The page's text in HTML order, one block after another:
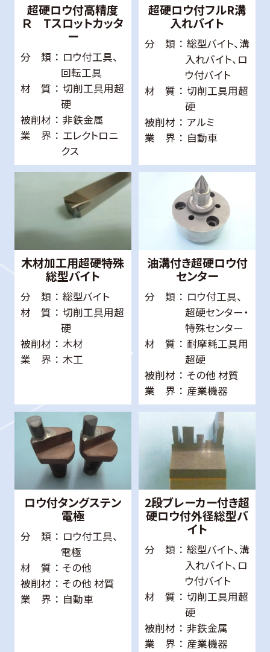
超硬ロウ付高精度
Ｒ Tスロットカッタ
ー
分 類
ロウ付工具、
回転工具
材 質
切削工具用超
硬
被削材
非鉄金属
業 界
エレクトロニ
クス
超硬ロウ付フルR溝
入れバイト
分 類
総型バイト、溝
入れバイト、ロ
ウ付バイト
材 質
切削工具用超
硬
被削材
アルミ
業 界
自動車
木材加工用超硬特殊
総型バイト
分 類
総型バイト
材 質
切削工具用超
硬
被削材
木材
業 界
木工
油溝付き超硬ロウ付
センター
分 類
ロウ付工具、
超硬センター・
特殊センター
材 質
耐摩耗工具用
超硬
被削材
その他 材質
業 界
産業機器
ロウ付タングステン
電極
分 類
ロウ付工具、
電極
材 質
その他
被削材
その他 材質
業 界
自動車
2段ブレーカー付き超
硬ロウ付外径総型バ
イト
分 類
総型バイト、溝
入れバイト、ロ
ウ付バイト
材 質
切削工具用超
硬
被削材
非鉄金属
業 界
産業機器